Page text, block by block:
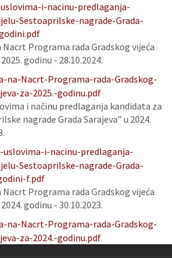
i-nacinu-predlaganja-
Sestoaprilske-nagrade-Grada-
Nacrt Programa rada Gradskog vijeća
godinu - 28.10.2024.
na-Nacrt-Programa-rada-Gradskog-
za-2025.-godinu.pdf
i načinu predlaganja kandidata za
nagrade Grada Sarajeva” u 2024.
uslovima-i-nacinu-predlaganja-
Sestoaprilske-nagrade-Grada-
f.pdf
Nacrt Programa rada Gradskog vijeća
godinu - 30.10.2023.
na-Nacrt-Programa-rada-Gradskog-
za-2024.-godinu.pdf